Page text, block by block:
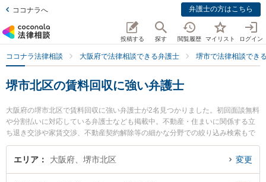
ココナラへ 弁護士の方はこちら
投稿する 探す 閲覧履歴 マイリスト ログイン
ココナラ法律相談 大阪府で法律相談できる弁護士 堺市で法律相談でき
堺市北区の賃料回収に強い弁護士
大阪府の堺市北区で賃料回収に強い弁護士が2名見つかりました。初回面談無料
や分割払いに対応している弁護士なども掲載中。不動産・住まいに関係する立
ち退き交渉や家賃交渉、不動産契約解除等の細かな分野での絞り込み検索もで
き便利です。特に堺北法律事務所の犬塚 竜也弁護士や弁護士法人バディ 堺なか
もず事務所の野口 直人弁護士のプロフィール情報や弁護士費用、強みなどが注
エリア 大阪府、堺市北区 変更